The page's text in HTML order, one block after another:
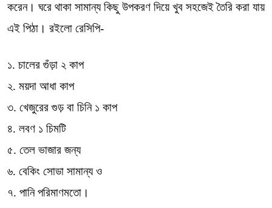
করেন। ঘরে থাকা সামান্য কিছু উপকরণ দিয়ে খুব সহজেই তৈরি করা যায়
এই পিঠা। রইলো রেসিপি-
১. চালের গুঁড়া ২ কাপ
২. ময়দা আধা কাপ
৩. খেজুরের গুড় বা চিনি ১ কাপ
৪. লবণ ১ চিমটি
৫. তেল ভাজার জন্য
৬. বেকিং সোডা সামান্য ও
৭. পানি পরিমাণমতো।